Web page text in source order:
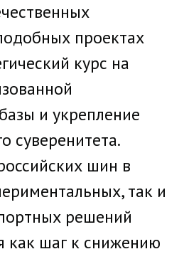
проектах
курс на
и укрепление
суверенитета.
шин в
так и
решений
как шаг к снижению